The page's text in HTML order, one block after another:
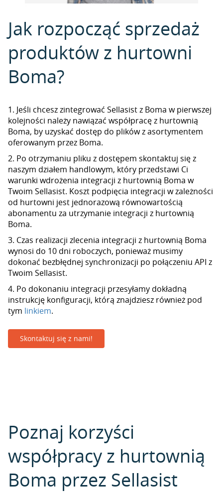
Jak rozpocząć sprzedaż
produktów z hurtowni
Boma?
1. Jeśli chcesz zintegrować Sellasist z Boma w pierwszej
kolejności należy nawiązać współpracę z hurtownią
Boma, by uzyskać dostęp do plików z asortymentem
oferowanym przez Boma.
2. Po otrzymaniu pliku z dostępem skontaktuj się z
naszym działem handlowym, który przedstawi Ci
warunki wdrożenia integracji z hurtownią Boma w
Twoim Sellasist. Koszt podpięcia integracji w zależności
od hurtowni jest jednorazową równowartością
abonamentu za utrzymanie integracji z hurtownią
Boma.
3. Czas realizacji zlecenia integracji z hurtownią Boma
wynosi do 10 dni roboczych, ponieważ musimy
dokonać bezbłędnej synchronizacji po połączeniu API z
Twoim Sellasist.
4. Po dokonaniu integracji przesyłamy dokładną
instrukcję konfiguracji, którą znajdziesz również pod
tym linkiem.
Skontaktuj się z nami!
Poznaj korzyści
współpracy z hurtownią
Boma przez Sellasist